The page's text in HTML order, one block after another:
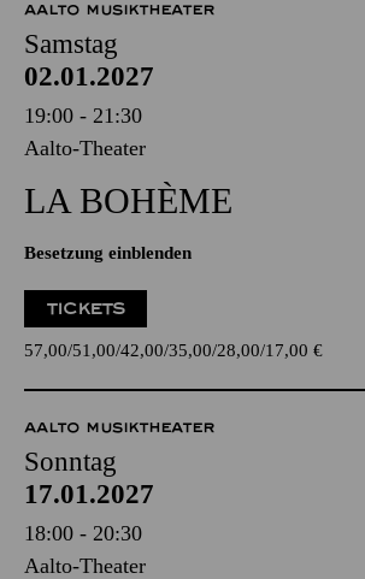
AALTO MUSIKTHEATER
Samstag
02.01.2027
19:00 - 21:30
Aalto-Theater
LA BOHÈME
Besetzung einblenden
TICKETS
57,00 51,00 42,00 35,00 28,00 17,00 €
AALTO MUSIKTHEATER
Sonntag
17.01.2027
18:00 - 20:30
Aalto-Theater